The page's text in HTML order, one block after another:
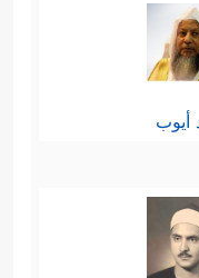
أيوب